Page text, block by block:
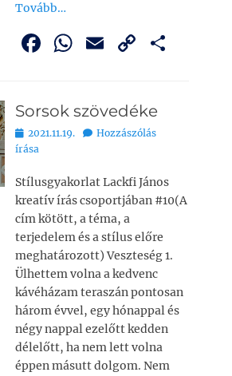
Tovább…
F
e
b
o
o
k
W
s
A
p
p
E
l
C
y
Li
n
k g
Sorsok szövedéke
Bejegyezve
2021.11.19.
Hozzászólás
írása
Stílusgyakorlat Lackfi János
kreatív írás csoportjában #10(A
cím kötött, a téma, a
terjedelem és a stílus előre
meghatározott) Veszteség 1.
Ülhettem volna a kedvenc
kávéházam teraszán pontosan
három évvel, egy hónappal és
négy nappal ezelőtt kedden
délelőtt, ha nem lett volna
éppen másutt dolgom. Nem